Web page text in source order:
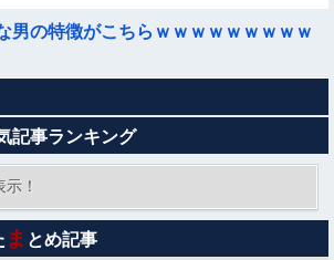
男の特徴がこちらｗｗｗｗｗｗｗｗｗ
して必死に頼んだらこうなるｗｗｗ
」ティファの戦闘シーンの詳細公開！
としがセクシーだ！
ー＆乳首ヌードお●ぱいがエ□過ぎ
新人、セッ●ス解禁！（エ□動画）
記事ランキング
！
ま とめ記事